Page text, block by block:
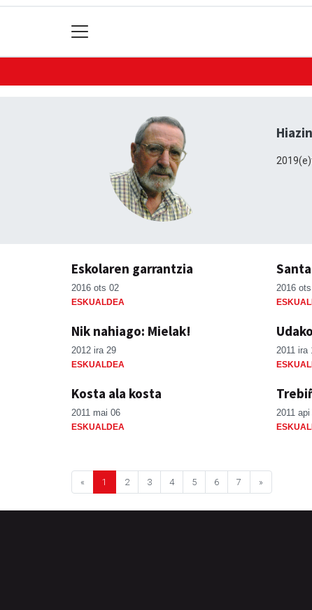
Eskolaren garrantzia
2016 ots 02
ESKUALDEA
2016
Nik nahiago: Mielak!
2012 ira 29
ESKUALDEA
2011 ira
Kosta ala kosta
2011 mai 06
ESKUALDEA
2011 api
« 1 2 3 4 5 6 7 »